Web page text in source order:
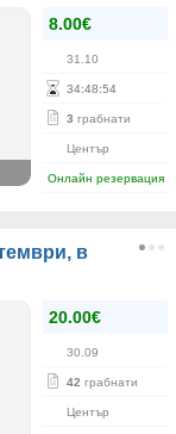
8.00€
31.10
34:48:53
3 грабнати
Център
Онлайн резервация
в
20.00€
30.09
42 грабнати
Център